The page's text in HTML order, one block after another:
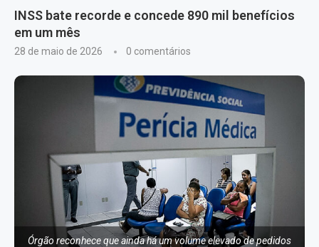
INSS bate recorde e concede 890 mil benefícios
em um mês
28 de maio de 2026 0 comentários
Órgão reconhece que ainda há um volume elevado de pedidos